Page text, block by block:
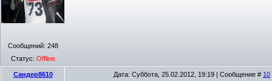
Сообщений: 248
Статус: Offline
Сандер8610 Дата: Суббота, 25.02.2012, 19:19 | Сообщение # 10